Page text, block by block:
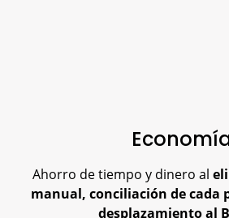
Ahorro de tiempo y dinero al
manual, conciliación de cada
desplazamiento al